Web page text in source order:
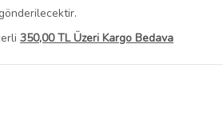
350,00 TL Üzeri Kargo Bedava